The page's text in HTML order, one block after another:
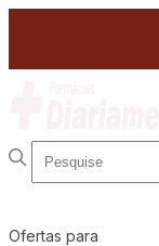
Ofertas para